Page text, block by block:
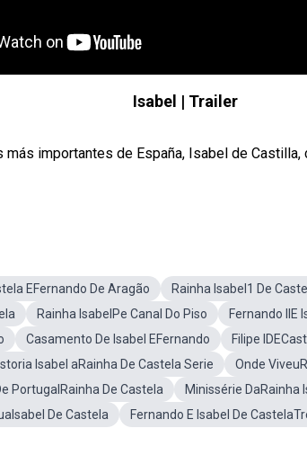
Isabel | Trailer
importantes de España, Isabel de
EFernando De Aragão Rainha Isabel1 De
Rainha IsabelPe Canal Do Piso
Fernando IIE
Casamento De Isabel EFernando Filipe
Isabel aRainha De Castela Serie
Onde
PortugalRainha De Castela Minissérie DaRainha
De Castela Fernando E Isabel De